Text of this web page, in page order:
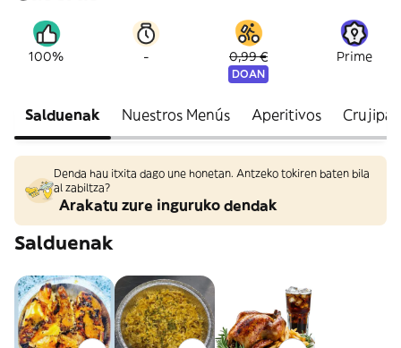
100% - 0,99 €
DOAN
Prime
Salduenak Nuestros Menús Aperitivos
Denda hau itxita dago une honetan. Antzeko tokiren baten bila
al zabiltza?
Arakatu zure inguruko dendak
Salduenak